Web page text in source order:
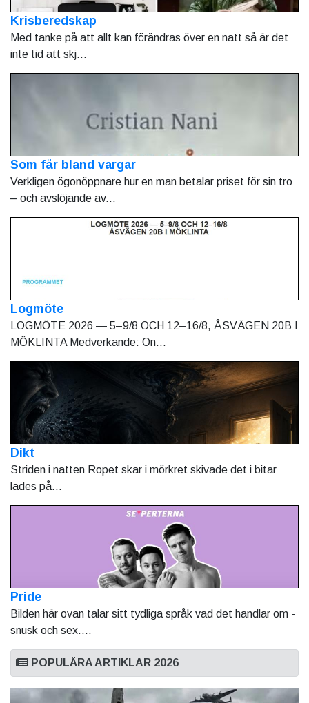
Krisberedskap
Med tanke på att allt kan förändras över en natt så är det
inte tid att skj...
Som får bland vargar
Verkligen ögonöppnare hur en man betalar priset för sin tro
– och avslöjande av...
Logmöte
LOGMÖTE 2026 — 5–9/8 OCH 12–16/8, ÅSVÄGEN 20B I
MÖKLINTA Medverkande: On...
Dikt
Striden i natten Ropet skar i mörkret skivade det i bitar
lades på...
Pride
Bilden här ovan talar sitt tydliga språk vad det handlar om -
snusk och sex....
POPULÄRA ARTIKLAR 2026